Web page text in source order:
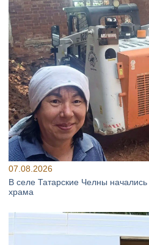
07.08.2026
В селе Татарские Челны
храма